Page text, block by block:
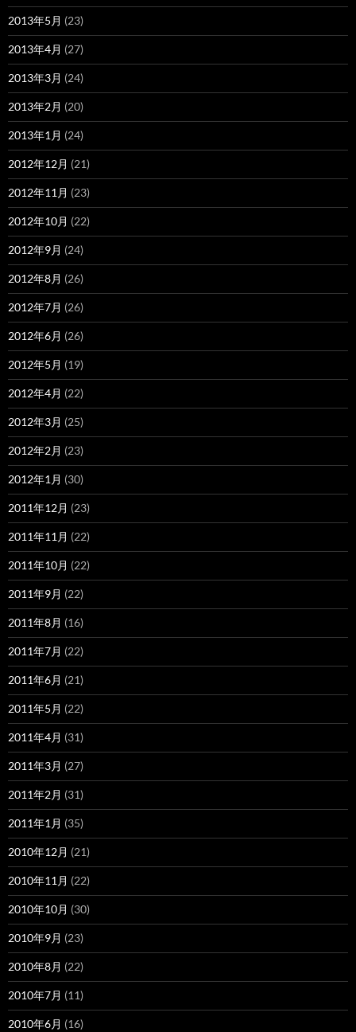
2013年5月 (23)
2013年4月 (27)
2013年3月 (24)
2013年2月 (20)
2013年1月 (24)
2012年12月 (21)
2012年11月 (23)
2012年10月 (22)
2012年9月 (24)
2012年8月 (26)
2012年7月 (26)
2012年6月 (26)
2012年5月 (19)
2012年4月 (22)
2012年3月 (25)
2012年2月 (23)
2012年1月 (30)
2011年12月 (23)
2011年11月 (22)
2011年10月 (22)
2011年9月 (22)
2011年8月 (16)
2011年7月 (22)
2011年6月 (21)
2011年5月 (22)
2011年4月 (31)
2011年3月 (27)
2011年2月 (31)
2011年1月 (35)
2010年12月 (21)
2010年11月 (22)
2010年10月 (30)
2010年9月 (23)
2010年8月 (22)
2010年7月 (11)
2010年6月 (16)